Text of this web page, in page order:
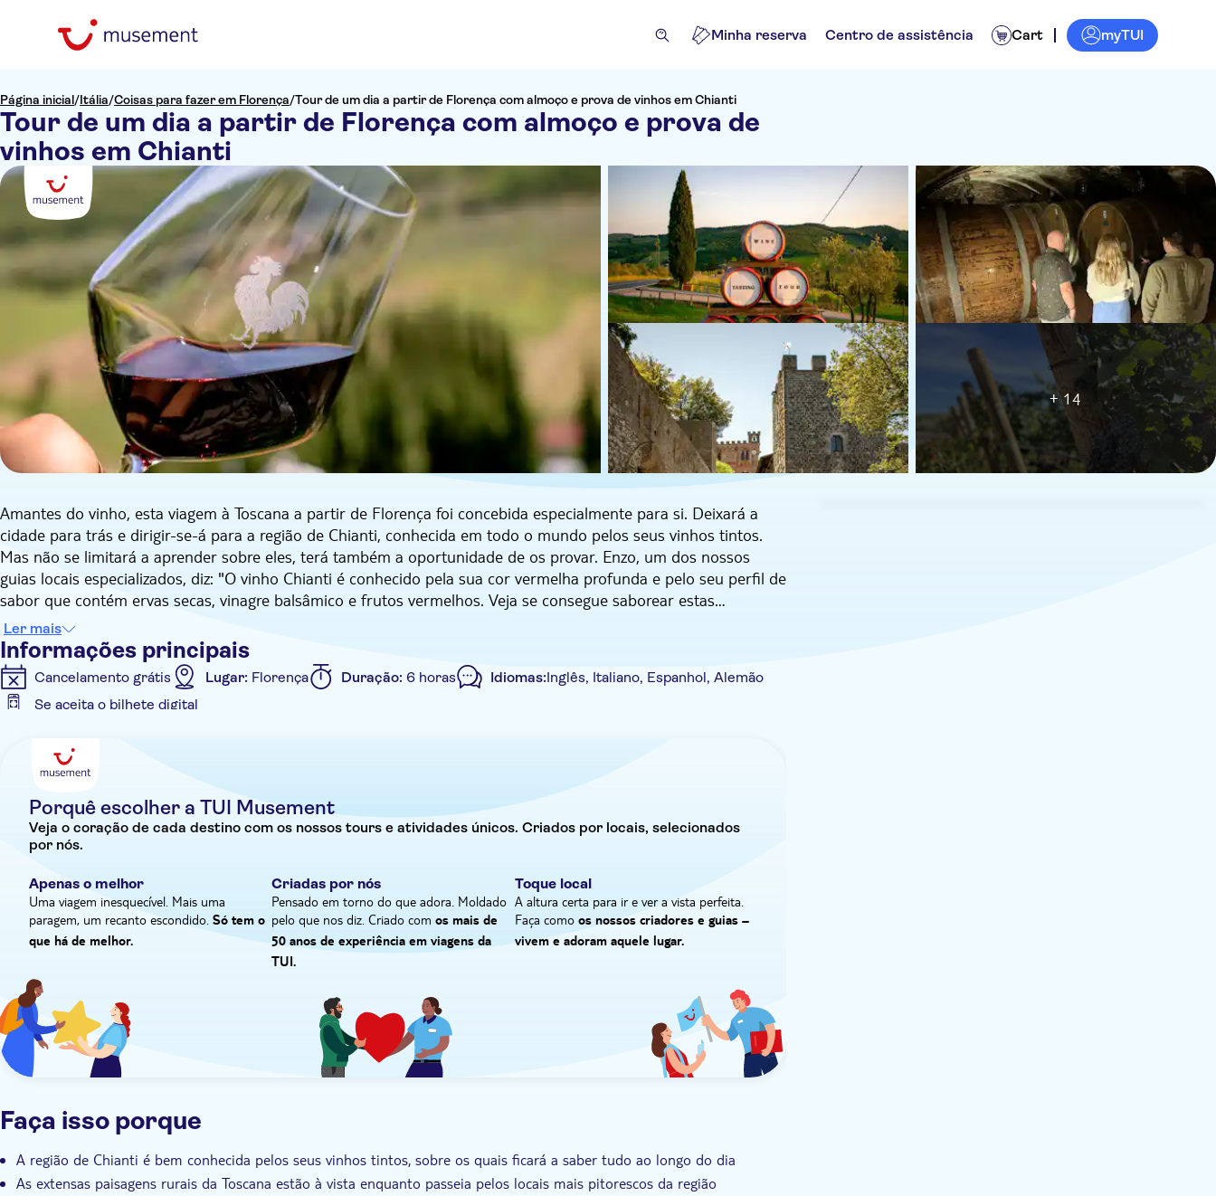
Minha reserva Centro de assistência Cart myTUI
Página inicial/Itália/Coisas para fazer em Florença/Tour de um dia a partir de Florença com almoço e prova de vinhos em Chianti
Tour de um dia a partir de Florença com almoço e prova de
vinhos em Chianti
+ 14
Amantes do vinho, esta viagem à Toscana a partir de Florença foi concebida especialmente para si. Deixará a
cidade para trás e dirigir-se-á para a região de Chianti, conhecida em todo o mundo pelos seus vinhos tintos.
Mas não se limitará a aprender sobre eles, terá também a oportunidade de os provar. Enzo, um dos nossos
guias locais especializados, diz: "O vinho Chianti é conhecido pela sua cor vermelha profunda e pelo seu perfil de
sabor que contém ervas secas, vinagre balsâmico e frutos vermelhos. Veja se consegue saborear estas
caraterísticas quando o provar."
Será recolhido no ponto de encontro em Florença e conduzido até à Toscana e à região de Chianti – as vistas
nesta viagem são muito boas. A sua primeira paragem é a aldeia medieval de Greve, onde poderá passear pelas
suas bonitas ruas calcetadas. Depois, dirija-se a Montefioralle, que se encontra perfeitamente preservada desde
rótulo – ouvirá a história deste galo durante a sua estadia em Montefioralle.
A partir daqui, seguirá para uma propriedade vinícola familiar para almoçar e fazer uma sessão de prova de
vinhos. As caves aqui existem desde os tempos medievais e utilizam barris de carvalho para fazer grande parte
do seu envelhecimento. Aprenderá tudo sobre isto antes de se sentar para comer e beber. Em termos de
comida, pode esperar clássicos italianos preparados com ingredientes cultivados na propriedade. Para além
disso, terá três Chiantis diferentes para provar. Esta região também é conhecida pelo seu azeite, pelo que
também poderá provar alguns deles enquanto estiver aqui.
Ler mais
Informações principais
Cancelamento grátis Lugar: Florença Duração: 6 horas Idiomas:Inglês, Italiano, Espanhol, Alemão
Se aceita o bilhete digital
Confirmação instantânea
Porquê escolher a TUI Musement
Veja o coração de cada destino com os nossos tours e atividades únicos. Criados por locais, selecionados
por nós.
Apenas o melhor
Uma viagem inesquecível. Mais uma
paragem, um recanto escondido. Só tem o
que há de melhor.
Criadas por nós
Pensado em torno do que adora. Moldado
pelo que nos diz. Criado comos mais de
50 anos de experiência em viagens da
TUI.
Toque local
A altura certa para ir e ver a vista perfeita.
Faça como os nossos criadores e guias –
vivem e adoram aquele lugar.
Faça isso porque
A região de Chianti é bem conhecida pelos seus vinhos tintos, sobre os quais ficará a saber tudo ao longo do dia
As extensas paisagens rurais da Toscana estão à vista enquanto passeia pelos locais mais pitorescos da região